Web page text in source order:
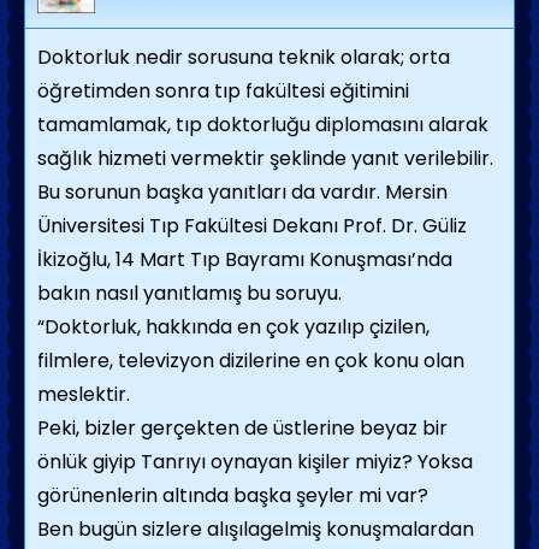
Doktorluk nedir sorusuna teknik olarak; orta
öğretimden sonra tıp fakültesi eğitimini
tamamlamak, tıp doktorluğu diplomasını alarak
sağlık hizmeti vermektir şeklinde yanıt verilebilir.
Bu sorunun başka yanıtları da vardır. Mersin
Üniversitesi Tıp Fakültesi Dekanı Prof. Dr. Güliz
İkizoğlu, 14 Mart Tıp Bayramı Konuşması’nda
bakın nasıl yanıtlamış bu soruyu.
“Doktorluk, hakkında en çok yazılıp çizilen,
filmlere, televizyon dizilerine en çok konu olan
meslektir.
Peki, bizler gerçekten de üstlerine beyaz bir
önlük giyip Tanrıyı oynayan kişiler miyiz? Yoksa
görünenlerin altında başka şeyler mi var?
Ben bugün sizlere alışılagelmiş konuşmalardan